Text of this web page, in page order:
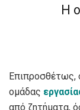
Η
Επιπροσθέτως,
ομάδας
από ζητήματα,